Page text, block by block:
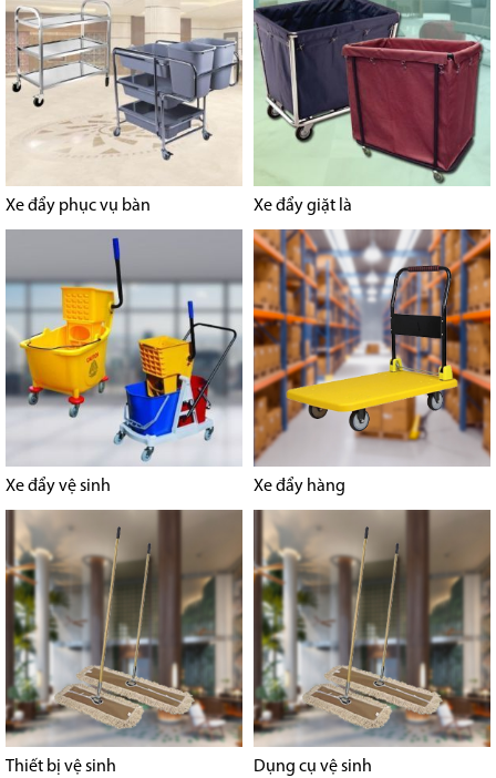
Xe đẩy phục vụ bàn Xe đẩy giặt là
Xe đẩy vệ sinh Xe đẩy hàng
Thiết bị vệ sinh Dụng cụ vệ sinh